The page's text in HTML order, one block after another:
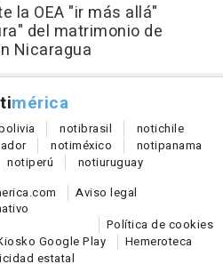
la OEA "ir más allá"
del matrimonio de
Nicaragua
mérica
notibrasil notichile
notiméxico notipanama
notiperú notiuruguay
Aviso legal
Política de cookies
Google Play
Hemeroteca
estatal